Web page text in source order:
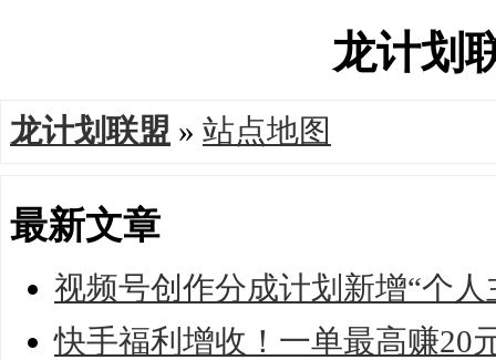
龙计划
龙计划联盟 » 站点地图
最新文章
视频号创作分成计划新增“个
快手福利增收！一单最高赚20